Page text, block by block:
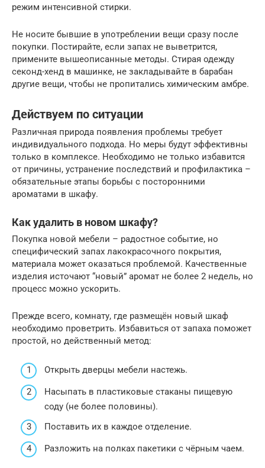
режим интенсивной стирки.
Не носите бывшие в употреблении вещи сразу после
покупки. Постирайте, если запах не выветрится,
примените вышеописанные методы. Стирая одежду
секонд-хенд в машинке, не закладывайте в барабан
другие вещи, чтобы не пропитались химическим амбре.
Действуем по ситуации
Различная природа появления проблемы требует
индивидуального подхода. Но меры будут эффективны
только в комплексе. Необходимо не только избавится
от причины, устранение последствий и профилактика –
обязательные этапы борьбы с посторонними
ароматами в шкафу.
Как удалить в новом шкафу?
Покупка новой мебели – радостное событие, но
специфический запах лакокрасочного покрытия,
материала может оказаться проблемой. Качественные
изделия источают “новый” аромат не более 2 недель, но
процесс можно ускорить.
Прежде всего, комнату, где размещён новый шкаф
необходимо проветрить. Избавиться от запаха поможет
простой, но действенный метод:
Открыть дверцы мебели настежь.
Насыпать в пластиковые стаканы пищевую
соду (не более половины).
Поставить их в каждое отделение.
Разложить на полках пакетики с чёрным чаем.